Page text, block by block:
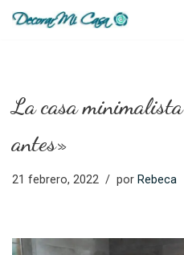
La casa
antes»
21 febrero, 2022 por Rebeca